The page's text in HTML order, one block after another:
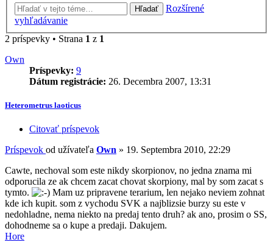
Hľadať
Rozšírené
vyhľadávanie
2 príspevky • Strana 1 z 1
Own
Príspevky: 9
Dátum registrácie: 26. Decembra 2007, 13:31
Heterometrus laoticus
Citovať príspevok
Príspevok od užívateľa Own » 19. Septembra 2010, 22:29
Cawte, nechoval som este nikdy skorpionov, no jedna znama mi
odporucila ze ak chcem zacat chovat skorpiony, mal by som zacat s
tymto.
Mam uz pripravene terarium, len nejako neviem zohnat
kde ich kupit. som z vychodu SVK a najblizsie burzy su este v
nedohladne, nema niekto na predaj tento druh? ak ano, prosim o SS,
dohodneme sa o kupe a predaji. Dakujem.
Hore